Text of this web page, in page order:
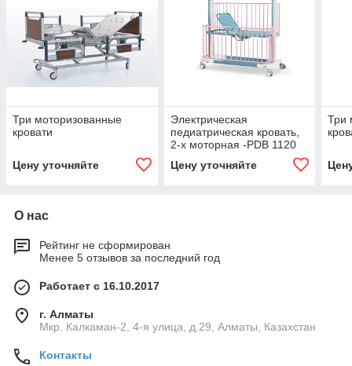
Три моторизованные
кровати
Цену уточняйте
Электрическая
педиатрическая кровать,
2-х моторная -PDB 1120
Цену уточняйте
Три
О нас
Рейтинг не сформирован
Менее 5 отзывов за последний год
Работает с 16.10.2017
г. Алматы
Мкр. Калкаман-2, 4-я улица, д.29, Алматы, Казахстан
Контакты